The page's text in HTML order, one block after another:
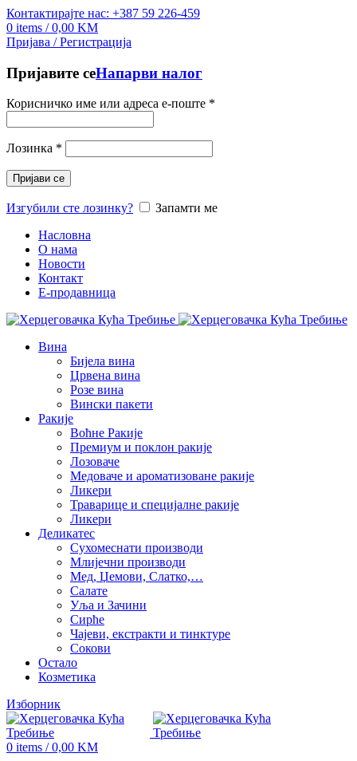
Контактирајте нас: +387 59 226-459
0 items / 0,00 KM
Пријава / Регистрација
Пријавите сеНапарви налог
Корисничко име или адреса е-поште *
Лозинка *
Пријави се
Изгубили сте лозинку?
Запамти ме
Насловна
О нама
Новости
Контакт
E-продавница
Вина
Бијела вина
Црвена вина
Розе вина
Вински пакети
Ракије
Воћне Ракије
Премиум и поклон ракије
Лозоваче
Медоваче и ароматизоване ракије
Ликери
Траварице и специјалне ракије
Ликери
Деликатес
Сухомеснати производи
Млијечни производи
Мед, Џемови, Слатко,…
Салате
Уља и Зачини
Сирће
Чајеви, екстракти и тинктуре
Сокови
Остало
Козметика
Изборник
0 items / 0,00 KM